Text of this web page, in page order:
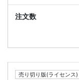
売り切り版(ライセンス)